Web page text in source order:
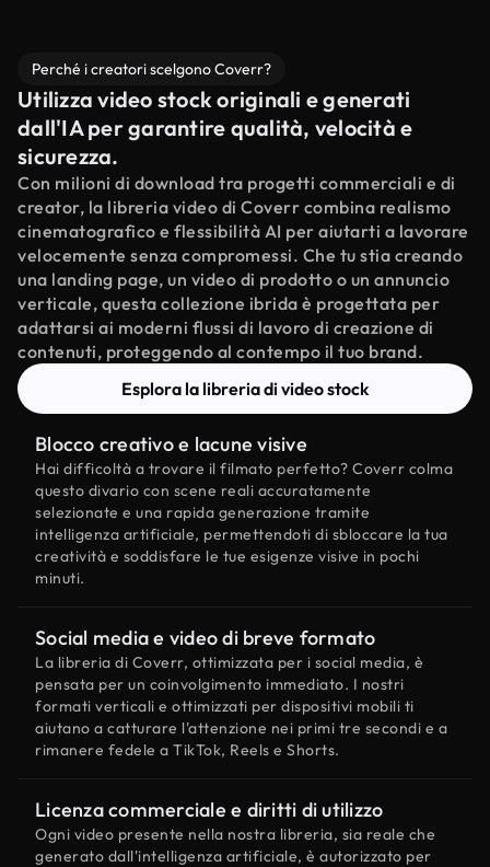
Perché i creatori scelgono Coverr?
Utilizza video stock originali e generati
dall'IA per garantire qualità, velocità e
sicurezza.
Con milioni di download tra progetti commerciali e di
creator, la libreria video di Coverr combina realismo
cinematografico e flessibilità AI per aiutarti a lavorare
velocemente senza compromessi. Che tu stia creando
una landing page, un video di prodotto o un annuncio
verticale, questa collezione ibrida è progettata per
adattarsi ai moderni flussi di lavoro di creazione di
contenuti, proteggendo al contempo il tuo brand.
Esplora la libreria di video stock
Blocco creativo e lacune visive
Hai difficoltà a trovare il filmato perfetto? Coverr colma
questo divario con scene reali accuratamente
selezionate e una rapida generazione tramite
intelligenza artificiale, permettendoti di sbloccare la tua
creatività e soddisfare le tue esigenze visive in pochi
minuti.
Social media e video di breve formato
La libreria di Coverr, ottimizzata per i social media, è
pensata per un coinvolgimento immediato. I nostri
formati verticali e ottimizzati per dispositivi mobili ti
aiutano a catturare l'attenzione nei primi tre secondi e a
rimanere fedele a TikTok, Reels e Shorts.
Licenza commerciale e diritti di utilizzo
Ogni video presente nella nostra libreria, sia reale che
generato dall'intelligenza artificiale, è autorizzato per